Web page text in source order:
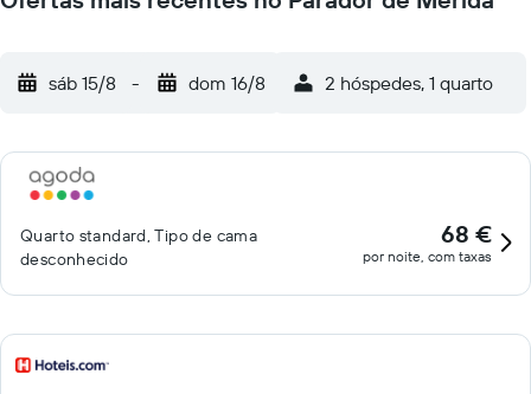
sáb 15/8 - dom 16/8 2 hóspedes, 1 quarto
Quarto standard, Tipo de cama
desconhecido
68 €
por noite, com taxas